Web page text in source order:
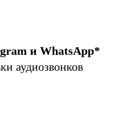
и WhatsАpp*
аудиозвонков